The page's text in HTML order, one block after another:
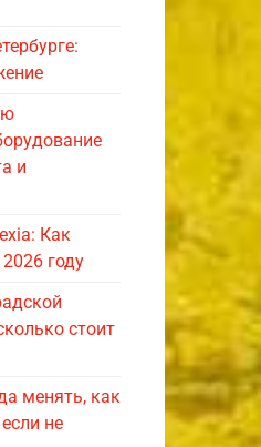
и
Как
году
стоит
менять, как
не